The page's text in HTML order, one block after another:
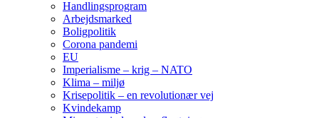
Handlingsprogram
Arbejdsmarked
Boligpolitik
Corona pandemi
EU
Imperialisme – krig – NATO
Klima – miljø
Krisepolitik – en revolutionær vej
Kvindekamp